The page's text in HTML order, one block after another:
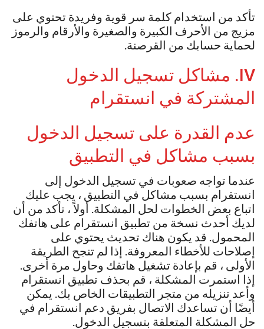
تأكد من استخدام كلمة سر قوية وفريدة تحتوي على
مزيج من الأحرف الكبيرة والصغيرة والأرقام والرموز
لحماية حسابك من القرصنة.
IV. مشاكل تسجيل الدخول
المشتركة في انستقرام
عدم القدرة على تسجيل الدخول
بسبب مشاكل في التطبيق
عندما تواجه صعوبات في تسجيل الدخول إلى
انستقرام بسبب مشاكل في التطبيق ، يجب عليك
اتباع بعض الخطوات لحل المشكلة. أولاً ، تأكد من أن
لديك أحدث نسخة من تطبيق انستقرام على هاتفك
المحمول. قد يكون هناك تحديث يحتوي على
إصلاحات للأخطاء المعروفة. إذا لم تنجح الطريقة
الأولى ، قم بإعادة تشغيل هاتفك وحاول مرة أخرى.
إذا استمرت المشكلة ، قم بحذف تطبيق انستقرام
وأعد تنزيله من متجر التطبيقات الخاص بك. يمكن
أيضًا أن تساعدك الاتصال بفريق دعم انستقرام في
حل المشكلة المتعلقة بتسجيل الدخول.